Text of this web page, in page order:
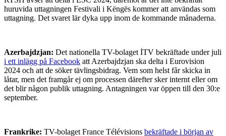
huruvida uttagningen Festivali i Këngës kommer att användas som
uttagning. Det svaret lär dyka upp inom de kommande månaderna.
Azerbajdzjan: Det nationella TV-bolaget İTV bekräftade under juli
i ett inlägg på Facebook att Azerbajdzjan ska delta i Eurovision
2024 och att de söker tävlingsbidrag. Vem som helst får skicka in
låtar, men det framgår ej om processen därefter sker internt eller om
det blir någon publik uttagning. Antagningen var öppen till den 30:e
september.
Frankrike: TV-bolaget France Télévisions bekräftade i början av